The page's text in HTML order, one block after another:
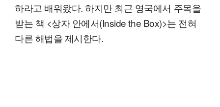
하라고 배워왔다. 하지만 최근 영국에서 주목을
받는 책 <상자 안에서(Inside the Box)>는 전혀
다른 해법을 제시한다.